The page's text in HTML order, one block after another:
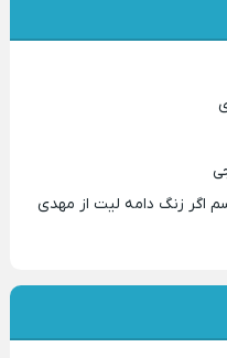
اگر زنگ دامه لیت از مهدی